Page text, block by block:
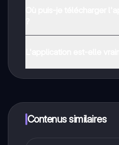
limites!
Contenus similaires